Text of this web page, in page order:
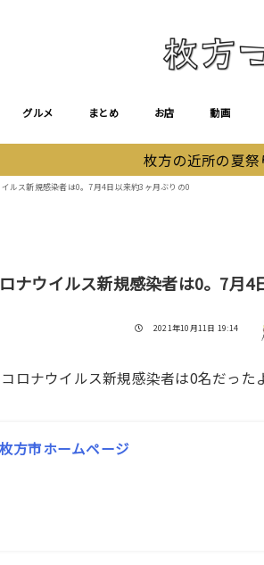
グルメ まとめ お店 動画
枚方の近所の夏
ルス新規感染者は0。7月4日以来約3ヶ月ぶりの0
ナウイルス新規感染者は0。7月4
投稿日
2021年10月11日 19:14
ロナウイルス新規感染者は0名だった
方市ホームページ